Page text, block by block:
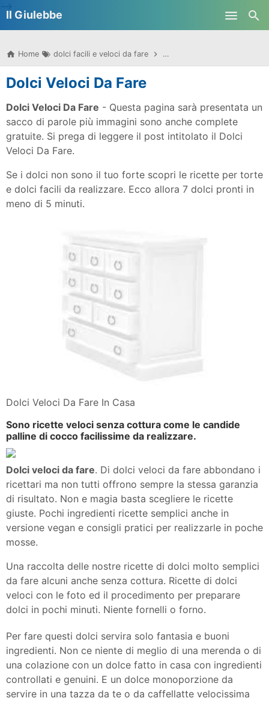
Il Giulebbe
Home dolci facili e veloci da fare dolci facili e veloci da fare in
Dolci Veloci Da Fare
Dolci Veloci Da Fare - Questa pagina sarà presentata un
sacco di parole più immagini sono anche complete
gratuite. Si prega di leggere il post intitolato il Dolci
Veloci Da Fare.
Se i dolci non sono il tuo forte scopri le ricette per torte
e dolci facili da realizzare. Ecco allora 7 dolci pronti in
meno di 5 minuti.
Dolci Veloci Da Fare In Casa
Sono ricette veloci senza cottura come le candide
palline di cocco facilissime da realizzare.
Dolci veloci da fare. Di dolci veloci da fare abbondano i
ricettari ma non tutti offrono sempre la stessa garanzia
di risultato. Non e magia basta scegliere le ricette
giuste. Pochi ingredienti ricette semplici anche in
versione vegan e consigli pratici per realizzarle in poche
mosse.
Una raccolta delle nostre ricette di dolci molto semplici
da fare alcuni anche senza cottura. Ricette di dolci
veloci con le foto ed il procedimento per preparare
dolci in pochi minuti. Niente fornelli o forno.
Per fare questi dolci servira solo fantasia e buoni
ingredienti. Non ce niente di meglio di una merenda o di
una colazione con un dolce fatto in casa con ingredienti
controllati e genuini. E un dolce monoporzione da
servire in una tazza da te o da caffellatte velocissima